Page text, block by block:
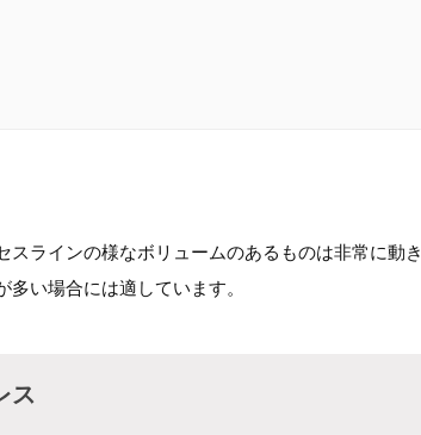
ラインの様なボリュームのあるものは非常に動き
い場合には適しています。
ス